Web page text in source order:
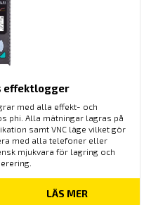
effektlogger
med alla effekt- och
phi. Alla mätningar lagras på
samt VNC läge vilket gör
med alla telefoner eller
mjukvara för lagring och
LÄS MER